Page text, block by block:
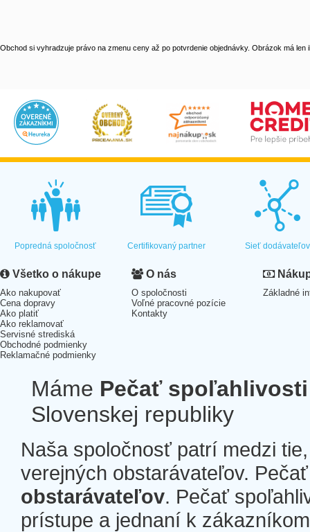
Obchod si vyhradzuje právo na zmenu ceny až po potvrdenie objednávky. Obrázok má len
Popredná spoločnosť Certifikovaný partner Sieť dodávateľov
Všetko o nákupe
Ako nakupovať
Cena dopravy
Ako platiť
Ako reklamovať
Servisné strediská
Obchodné podmienky
Reklamačné podmienky
O nás
O spoločnosti
Voľné pracovné pozície
Kontakty
Základné
Máme Pečať spoľahlivosti
Slovenskej republiky
Naša spoločnosť patrí medzi
verejných obstarávateľov.
obstarávateľov. Pečať
prístupe a jednaní k